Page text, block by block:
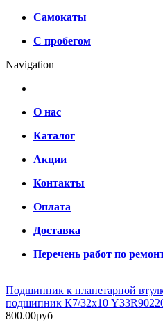
Самокаты
С пробегом
Navigation
О нас
Каталог
Акции
Контакты
Оплата
Доставка
Перечень работ по
Подшипник к планетарной
подшипник К7/32х10
800.00руб